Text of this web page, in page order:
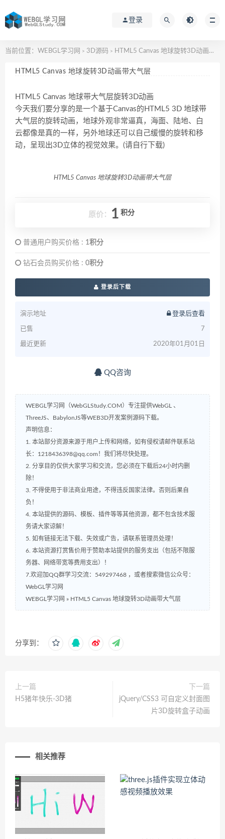
登录
当前位置： WEBGL学习网 > 3D源码 > HTML5 Canvas 地球旋转3D动画带大气层
HTML5 Canvas 地球旋转3D动画带大气层
HTML5 Canvas 地球带大气层旋转3D动画
今天我们要分享的是一个基于Canvas的HTML5 3D 地球带
大气层的旋转动画，地球外观非常逼真，海面、陆地、白
云都像是真的一样，另外地球还可以自己缓慢的旋转和移
动，呈现出3D立体的视觉效果。(请自行下载)
HTML5 Canvas 地球旋转3D动画带大气层
原价： 1 积分
普通用户购买价格 : 1积分
钻石会员购买价格 : 0积分
登录后下载
演示地址 登录后查看
已售 7
最近更新 2020年01月01日
QQ咨询
WEBGL学习网（WebGLStudy.COM）专注提供WebGL 、
ThreeJS、BabylonJS等WEB3D开发案例源码下载。
声明信息：
1. 本站部分资源来源于用户上传和网络，如有侵权请邮件联系站
长：1218436398@qq.com！我们将尽快处理。
2. 分享目的仅供大家学习和交流，您必须在下载后24小时内删
除！
3. 不得使用于非法商业用途，不得违反国家法律。否则后果自
负！
4. 本站提供的源码、模板、插件等等其他资源，都不包含技术服
务请大家谅解！
5. 如有链接无法下载、失效或广告，请联系管理员处理！
6. 本站资源打赏售价用于赞助本站提供的服务支出（包括不限服
务器、网络带宽等费用支出）！
7.欢迎加QQ群学习交流：549297468 ，或者搜索微信公众号：
WebGL学习网
WEBGL学习网 » HTML5 Canvas 地球旋转3D动画带大气层
分享到：
上一篇
H5猪年快乐-3D猪
下一篇
jQuery/CSS3 可自定义封面图
片3D旋转盒子动画
相关推荐